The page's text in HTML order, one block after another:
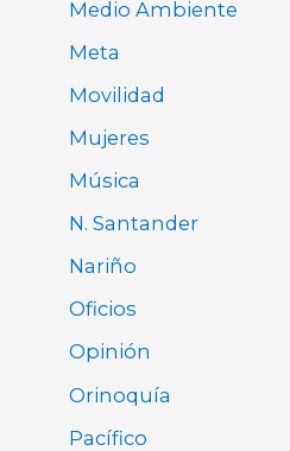
Medio Ambiente
Meta
Movilidad
Mujeres
Música
N. Santander
Nariño
Oficios
Opinión
Orinoquía
Pacífico